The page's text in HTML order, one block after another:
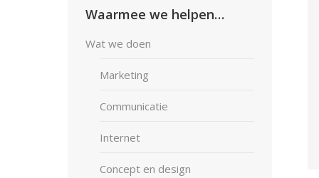
Waarmee we helpen…
Wat we doen
Marketing
Communicatie
Internet
Concept en design